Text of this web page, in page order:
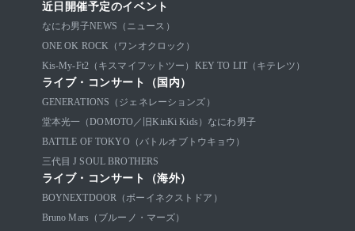
近日開催予定のイベント
なにわ男子NEWS（ニュース）
ONE OK ROCK（ワンオクロック）
Kis-My-Ft2（キスマイフットツー） KEY TO LIT（キテレツ）
ライブ・コンサート（国内）
GENERATIONS（ジェネレーションズ）
堂本光一（DOMOTO／旧KinKi Kids） なにわ男子
BATTLE OF TOKYO（バトルオブトウキョウ）
三代目 J SOUL BROTHERS
ライブ・コンサート（海外）
BOYNEXTDOOR（ボーイネクストドア）
Bruno Mars（ブルーノ・マーズ）